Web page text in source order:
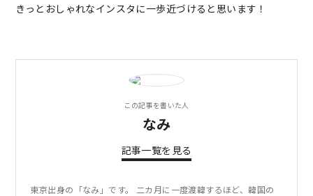
きっとおしゃれなインスタに一歩近づけると思います！
この記事を書いた人
なみ
記事一覧を見る
東京出身の「なみ」です。 二カ月に一度渡韓するほど、韓国の